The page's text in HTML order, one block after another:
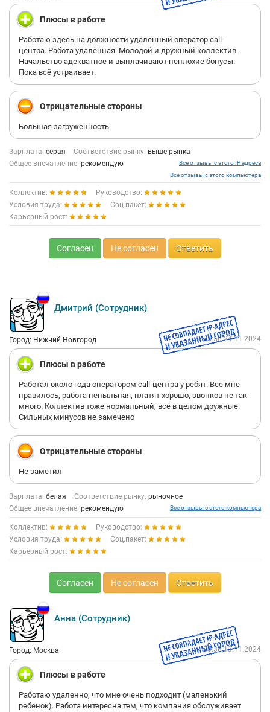
Плюсы в работе
Работаю здесь на должности удалённый оператор саll-
центра. Работа удалённая. Молодой и дружный коллектив.
Начальство адекватное и выплачивают неплохие бонусы.
Пока всё устраивает.
Отрицательные стороны
Большая загруженность
Зарплата: серая Соответствие рынку: выше рынка
Общее впечатление: рекомендую
Все отзывы с этого IP адреса
Все отзывы с этого компьютера
Коллектив:
Руководство:
Условия труда:
Соц.пакет:
Карьерный рост:
Согласен Не согласен Ответить
Дмитрий (Сотрудник)
Город: Нижний Новгород 05:56 24.11.2024
Плюсы в работе
Работал около года оператором саll-центра у ребят. Все мне
нравилось, работа непыльная, платят хорошо, звонков не так
много. Коллектив тоже нормальный, все в целом дружные.
Сильных минусов не замечено
Отрицательные стороны
Не заметил
Зарплата: белая Соответствие рынку: рыночное
Общее впечатление: рекомендую Все отзывы с этого компьютера
Коллектив:
Руководство:
Условия труда:
Соц.пакет:
Карьерный рост:
Согласен Не согласен Ответить
Анна (Сотрудник)
Город: Москва 00:38 13.11.2024
Плюсы в работе
Работаю удаленно, что мне очень подходит (маленький
ребенок). Работа интересна тем, что компания обслуживает